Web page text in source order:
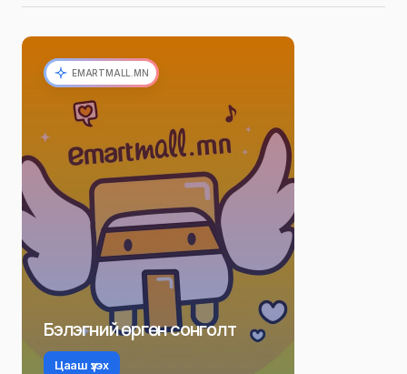
EMARTMALL.MN
Бэлэгний өргөн сонголт
Цааш үзэх